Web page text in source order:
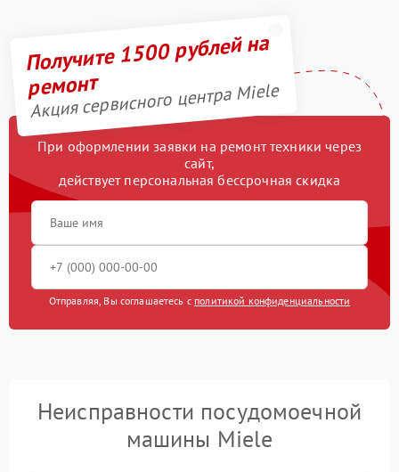
Получите 1500 рублей на
ремонт
Акция сервисного центра Miele
При оформлении заявки на ремонт техники через
сайт,
действует персональная бессрочная скидка
Отправляя, Вы соглашаетесь с политикой конфиденциальности
Неисправности посудомоечной
машины Miele